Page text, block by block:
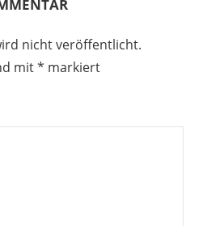
nicht veröffentlicht.
mit* markiert